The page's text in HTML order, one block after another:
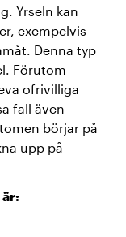
Yrseln kan
exempelvis
Denna typ
Förutom
ofrivilliga
fall även
börjar på
upp på